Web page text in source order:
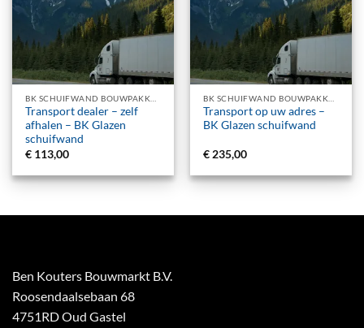
Transport dealer – zelf
afhalen – BK Glazen
schuifwand
€ 113,00
Transport op uw adres –
BK Glazen schuifwand
€ 235,00
Ben Kouters Bouwmarkt B.V.
Roosendaalsebaan 68
4751RD Oud Gastel